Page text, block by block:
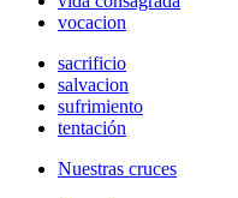
vocacion
sacrificio
salvacion
sufrimiento
tentación
Nuestras cruces